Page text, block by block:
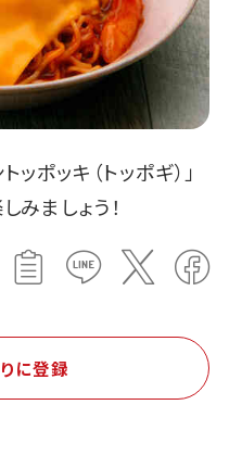
ポッキ（トッポギ）」
みましょう！
に登録